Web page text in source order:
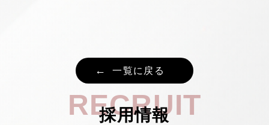
一覧に戻る
RECRUIT
採用情報